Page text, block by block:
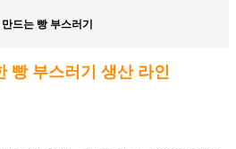
드는 빵 부스러기
빵 부스러기 생산 라인